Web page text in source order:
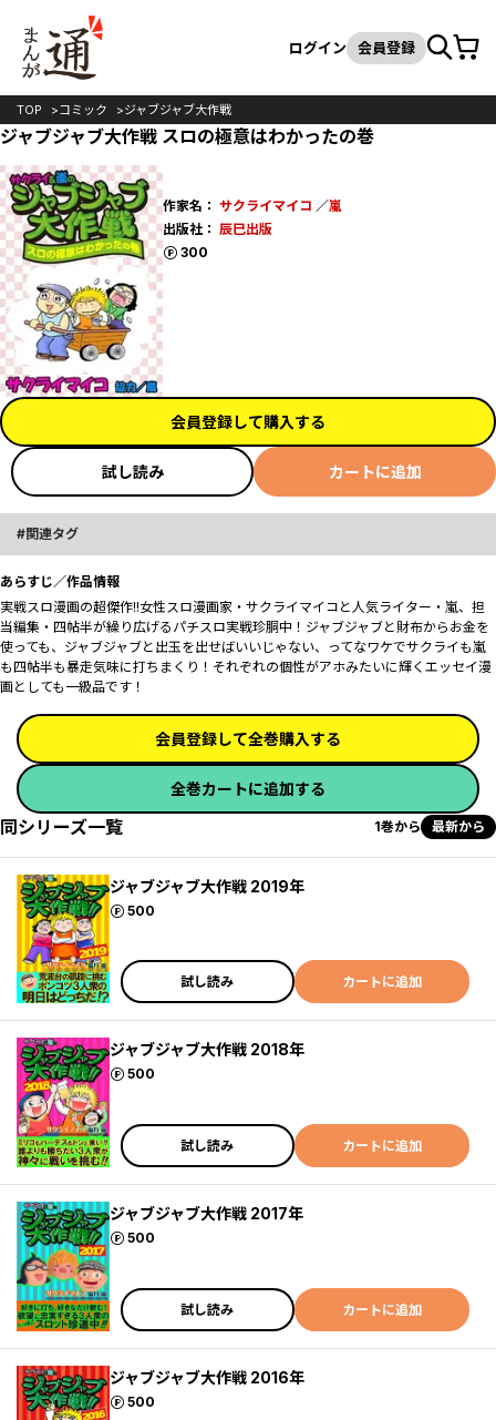
検索
ログイン 会員登録カート
TOP コミック ジャブジャブ大作戦
ジャブジャブ大作戦 スロの極意はわかったの巻
作家名： サクライマイコ ／嵐
出版社： 辰巳出版
300
ポイント
会員登録して購入する
試し読み カートに追加
関連タグ
あらすじ／作品情報
実戦スロ漫画の超傑作!!女性スロ漫画家・サクライマイコと人気ライター・嵐、担
当編集・四帖半が繰り広げるパチスロ実戦珍胴中！ジャブジャブと財布からお金を
使っても、ジャブジャブと出玉を出せばいいじゃない、ってなワケでサクライも嵐
も四帖半も暴走気味に打ちまくり！それぞれの個性がアホみたいに輝くエッセイ漫
画としても一級品です！
会員登録して全巻購入する
全巻カートに追加する
同シリーズ一覧 1巻から 最新から
ジャブジャブ大作戦 2019年
500
ポイント
試し読み カートに追加
ジャブジャブ大作戦 2018年
500
ポイント
試し読み カートに追加
ジャブジャブ大作戦 2017年
500
ポイント
試し読み カートに追加
ジャブジャブ大作戦 2016年
500
ポイント